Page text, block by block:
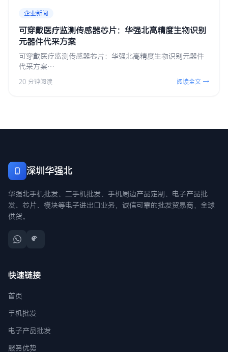
企业新闻
可穿戴医疗监测传感器芯片：华强北高精度生物识别
元器件代采方案
可穿戴医疗监测传感器芯片：华强北高精度生物识别元器件
代采方案…
20 分钟阅读 阅读全文 →
深圳华强北
华强北手机批发、二手机批发、手机周边产品定制、电子产品批
发、芯片、模块等电子进出口业务，诚信可靠的批发贸易商，全球
供货。
快速链接
首页
手机批发
电子产品批发
服务优势